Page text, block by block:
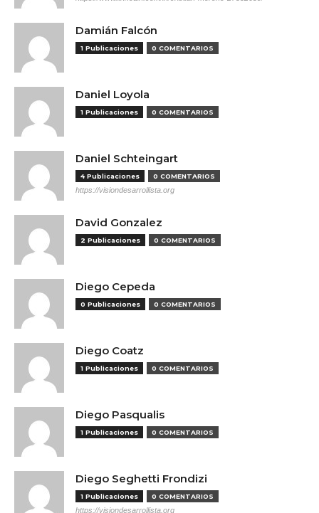
Damián Falcón
1 Publicaciones 0 COMENTARIOS
Daniel Loyola
1 Publicaciones 0 COMENTARIOS
Daniel Schteingart
4 Publicaciones 0 COMENTARIOS
https://visiondesarrollista.org
David Gonzalez
2 Publicaciones 0 COMENTARIOS
Diego Cepeda
0 Publicaciones 0 COMENTARIOS
Diego Coatz
1 Publicaciones 0 COMENTARIOS
Diego Pasqualis
1 Publicaciones 0 COMENTARIOS
Diego Seghetti Frondizi
1 Publicaciones 0 COMENTARIOS
https://visiondesarrollista.org